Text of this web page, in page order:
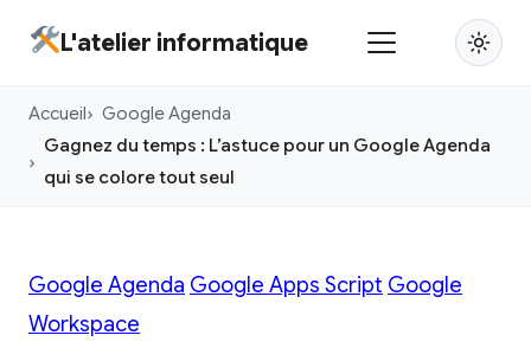
principal
L'atelier informatique
Accueil
Google Agenda
Gagnez du temps : L’astuce pour un Google Agenda
qui se colore tout seul
Google Agenda Google Apps Script Google
Workspace